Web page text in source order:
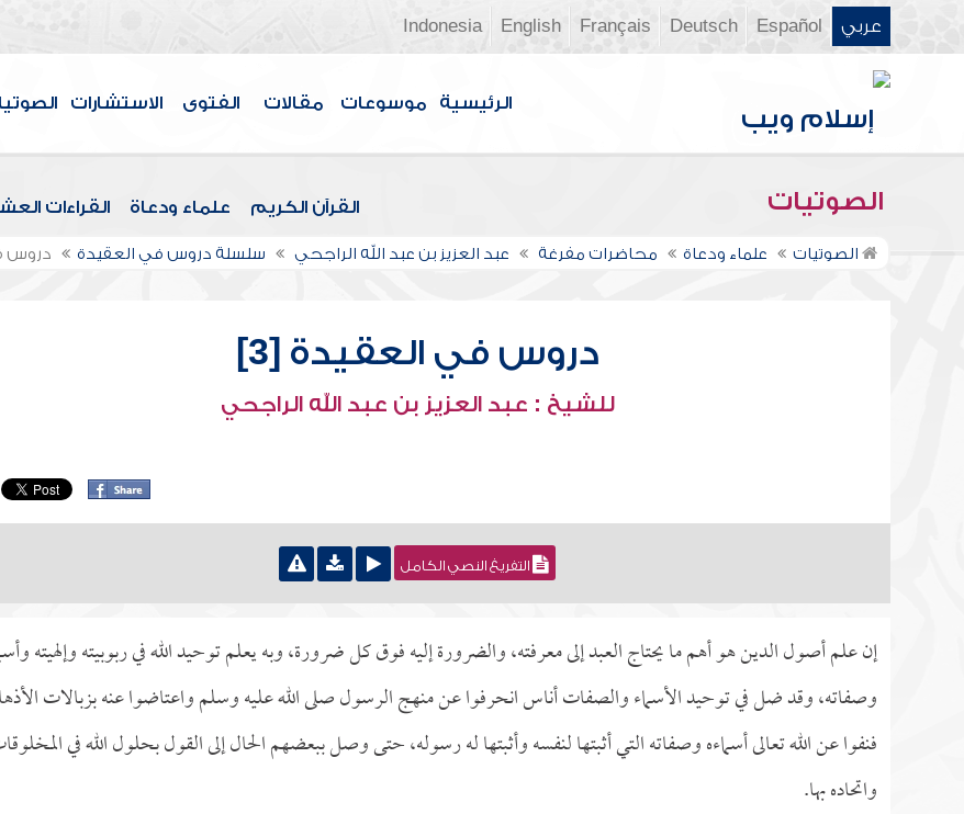
عربي Español
Deutsch
Français
English
Indonesia
الرئيسية موسوعات مقالات الفتوى الاستشارات
الصوتيات القرآن الكريم علماء ودعاة القراءات
الصوتيات علماء ودعاة محاضرات مفرغة عبد العزيز بن عبد الله الراجحي سلسلة دروس في العقيدة دروس
دروس في العقيدة [3]
للشيخ : عبد العزيز بن عبد الله الراجحي
التفريغ النصي الكامل
إن علم أصول الدين هو أهم ما يحتاج العبد إلى معرفته، والضرورة إليه فوق كل ضرورة، وبه يعلم توحيد الله في ربوبيته وإلهيته
وصفاته، وقد ضل في توحيد الأسماء والصفات أناس انحرفوا عن منهج الرسول صلى الله عليه وسلم واعتاضوا عنه بزبالات
فنفوا عن الله تعالى أسماءه وصفاته التي أثبتها لنفسه وأثبتها له رسوله، حتى وصل ببعضهم الحال إلى القول بحلول الله في
واتحاده بها.